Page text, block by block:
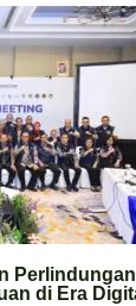
di Era